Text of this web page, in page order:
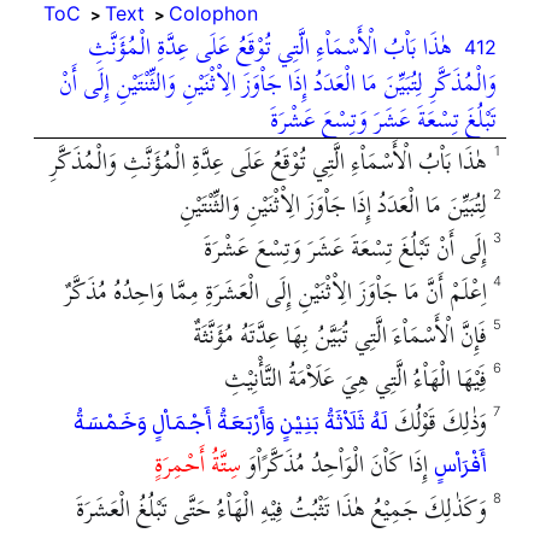
ToC Text
Colophon
412 هٰذَا بَاْبُ الْأَسْمَاْءِ الَّتِي تُوْقَعُ عَلَى عِدَّةِ الْمُؤَنَّثِ
وَالْمُذَكَّرِ لِتُبَيِّنَ مَا الْعَدَدُ إِذَا جَاْوَزَ الِاْثْنَيْنِ وَالثِّنْتَيْنِ إِلَى أَنْ
تَبْلُغَ تِسْعَةَ عَشَرَ وَتِسْعَ عَشْرَةَ
هٰذَا بَاْبُ الْأَسْمَاْءِ الَّتِي تُوْقَعُ عَلَى عِدَّةِ الْمُؤَنَّثِ وَالْمُذَكَّرِ 1
لِتُبَيِّنَ مَا الْعَدَدُ إِذَا جَاْوَزَ الِاْثْنَيْنِ وَالثِّنْتَيْنِ 2
إِلَى أَنْ تَبْلُغَ تِسْعَةَ عَشَرَ وَتِسْعَ عَشْرَةَ 3
اِعْلَمْ أَنَّ مَا جَاْوَزَ الِاْثْنَيْنِ إِلَى الْعَشَرَةِ مِمَّا وَاحِدُهُ مُذَكَّرٌ 4
فَإِنَّ الْأَسْمَاْءَ الَّتِي تُبَيَّنُ بِهَا عِدَّتَهُ مُؤَنَّثَةٌ 5
فَِيْهَا الْهَاْءُ الَّتِي هِيَ عَلَاْمَةُ التَّأْنِيْثِ 6
وَذٰلِكَ قَوْلُكَ لَهُ ثَلَاْثَةُ بَنِيْنٍ وَأَرْبَعَةُ أَجْمَاْلٍ وَخَمْسَةُ
أَفْرَاْسٍ إِذَا كَاْنَ الْوَاْحِدُ مُذَكَّرًاْوَسِتَّةُ أَحْمِرَةٍ
7
وَكَذٰلِكَ جَمِيْعُ هٰذَا تَثْبُتُ فِيْهِ الْهَاْءُ حَتَّى تَبْلُغُ الْعَشَرَةَ 8